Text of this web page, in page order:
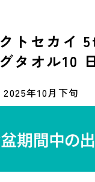
クトセカ
タオル10
2025年10月下旬